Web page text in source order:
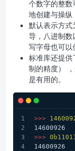
个数字的整数
地创建与操纵
默认表示方式
导，八进制
写字母也可以
标准库还提
制的精度）
是有用的。
>>>
14600926
>>>
14600926